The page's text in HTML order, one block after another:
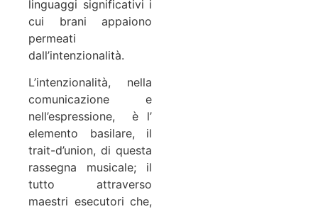
linguaggi significativi i
cui brani appaiono
permeati
dall’intenzionalità.
L’intenzionalità, nella
comunicazione e
nell’espressione, è l’
elemento basilare, il
trait-d’union, di questa
rassegna musicale; il
tutto attraverso
maestri esecutori che,